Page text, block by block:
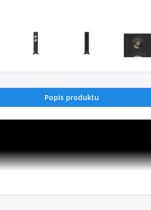
Popis produktu